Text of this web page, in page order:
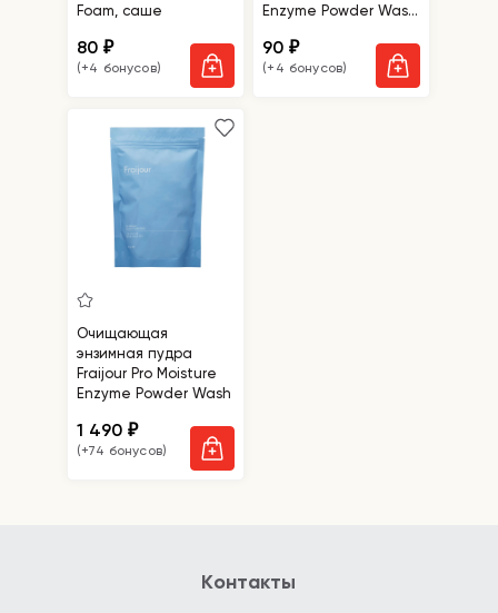
Foam, саше
80₽
(+4 бонусов)
Enzyme Powder Wash
90₽
(+4 бонусов)
Очищающая
энзимная пудра
Fraijour Pro Moisture
Enzyme Powder Wash
1 490₽
(+74 бонусов)
Контакты